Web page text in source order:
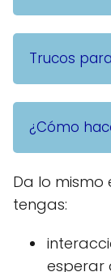
Trucos
¿Cómo
Da lo mismo
tengas:
esperar